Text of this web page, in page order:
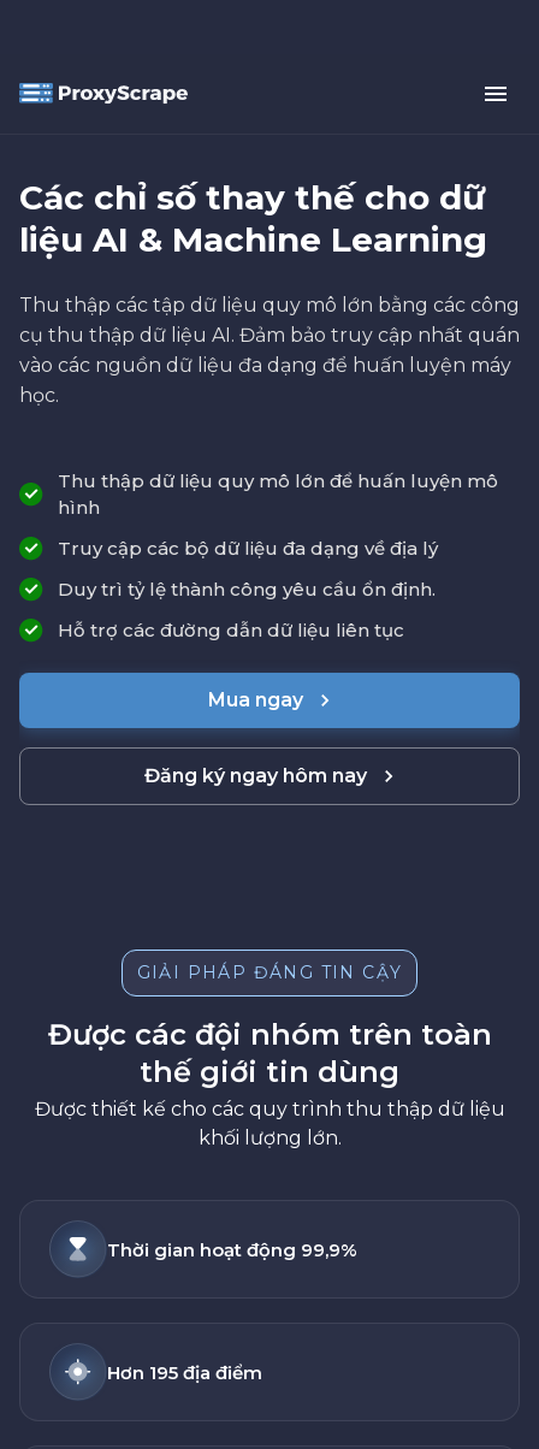
Các chỉ số thay thế cho dữ
liệu AI & Machine Learning
Thu thập các tập dữ liệu quy mô lớn bằng các công
cụ thu thập dữ liệu AI. Đảm bảo truy cập nhất quán
vào các nguồn dữ liệu đa dạng để huấn luyện máy
học.
Thu thập dữ liệu quy mô lớn để huấn luyện mô
hình
Truy cập các bộ dữ liệu đa dạng về địa lý
Duy trì tỷ lệ thành công yêu cầu ổn định.
Hỗ trợ các đường dẫn dữ liệu liên tục
Mua ngay
Đăng ký ngay hôm nay
GIẢI PHÁP ĐÁNG TIN CẬY
Được các đội nhóm trên toàn
thế giới tin dùng
Được thiết kế cho các quy trình thu thập dữ liệu
khối lượng lớn.
Thời gian hoạt động 99,9%
Hơn 195 địa điểm